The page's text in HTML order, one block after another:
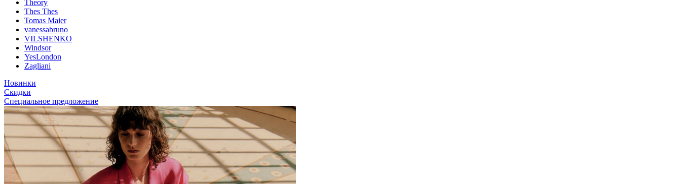
Theory
Thes Thes
Tomas Maier
vanessabruno
VILSHENKO
Windsor
YesLondon
Zagliani
Новинки
Скидки
Специальное предложение